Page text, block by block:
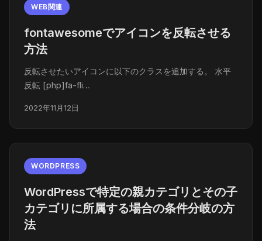
WEB関連
fontawesomeでアイコンを反転させる
方法
反転させたいアイコンに以下のクラスを追加する。 水平
反転 [php]fa-fli…
2022年11月12日
WORDPRESS
WordPressで特定の親カテゴリとその子
カテゴリに所属する場合の条件分岐の方
法